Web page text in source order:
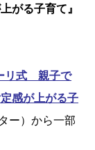
がる子育て』
リ式 親子で
感が上がる子
ー）から一部